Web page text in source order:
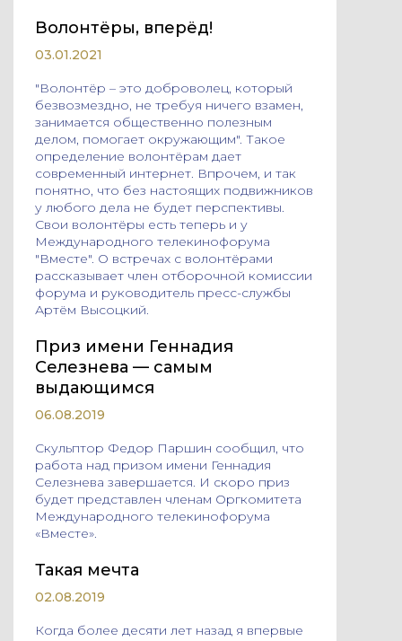
Волонтёры, вперёд!
03.01.2021
"Волонтёр – это доброволец, который
безвозмездно, не требуя ничего взамен,
занимается общественно полезным
делом, помогает окружающим". Такое
определение волонтёрам дает
современный интернет. Впрочем, и так
понятно, что без настоящих подвижников
у любого дела не будет перспективы.
Свои волонтёры есть теперь и у
Международного телекинофорума
"Вместе". О встречах с волонтёрами
рассказывает член отборочной комиссии
форума и руководитель пресс-службы
Артём Высоцкий.
Приз имени Геннадия
Селезнева — самым
выдающимся
06.08.2019
Cкульптор Федор Паршин сообщил, что
работа над призом имени Геннадия
Селезнева завершается. И скоро приз
будет представлен членам Оргкомитета
Международного телекинофорума
«Вместе».
Такая мечта
02.08.2019
Когда более десяти лет назад я впервые